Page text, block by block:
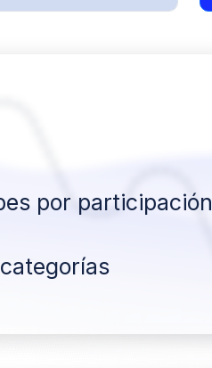
por participación